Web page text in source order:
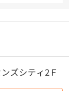
ズシティ2Ｆ